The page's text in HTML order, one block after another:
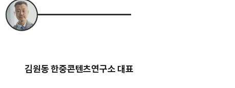
김원동 한중콘텐츠연구소 대표